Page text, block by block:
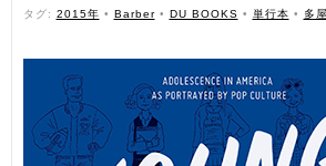
タグ: 2015年 • Barber• DU BOOKS • 単行本 • 多